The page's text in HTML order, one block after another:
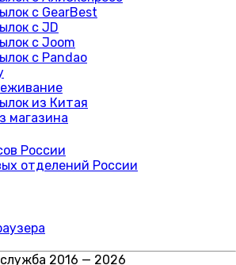
с GearBest
с JD
с Joom
с Pandao
из Китая
магазина
России
отделений России
2016 — 2026